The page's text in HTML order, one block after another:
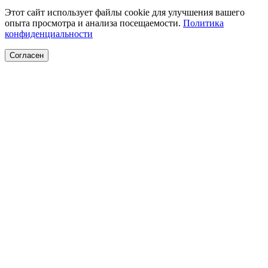
Этот сайт использует файлы cookie для улучшения вашего
опыта просмотра и анализа посещаемости. Политика
конфиденциальности
Согласен